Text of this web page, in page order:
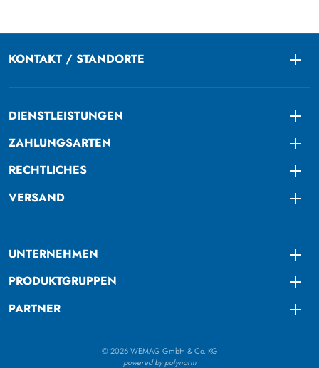
KONTAKT / STANDORTE
DIENSTLEISTUNGEN
ZAHLUNGSARTEN
RECHTLICHES
VERSAND
UNTERNEHMEN
PRODUKTGRUPPEN
PARTNER
© 2026 WEMAG GmbH & Co. KG
powered by polynorm